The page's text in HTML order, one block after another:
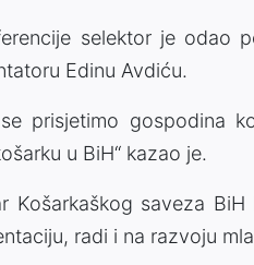
selektor je odao
Edinu Avdiću.
prisjetimo gospodina
u BiH“ kazao je.
Košarkaškog saveza
radi i na razvoju